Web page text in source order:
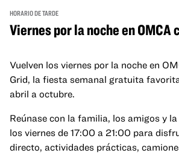
HORARIO DE TARDE
Viernes por la noche en OMCA
Vuelven los viernes por la noche en
Grid, la fiesta semanal gratuita
abril a octubre.
Reúnase con la familia, los amigos y
los viernes de 17:00 a 21:00 para
directo, actividades prácticas,